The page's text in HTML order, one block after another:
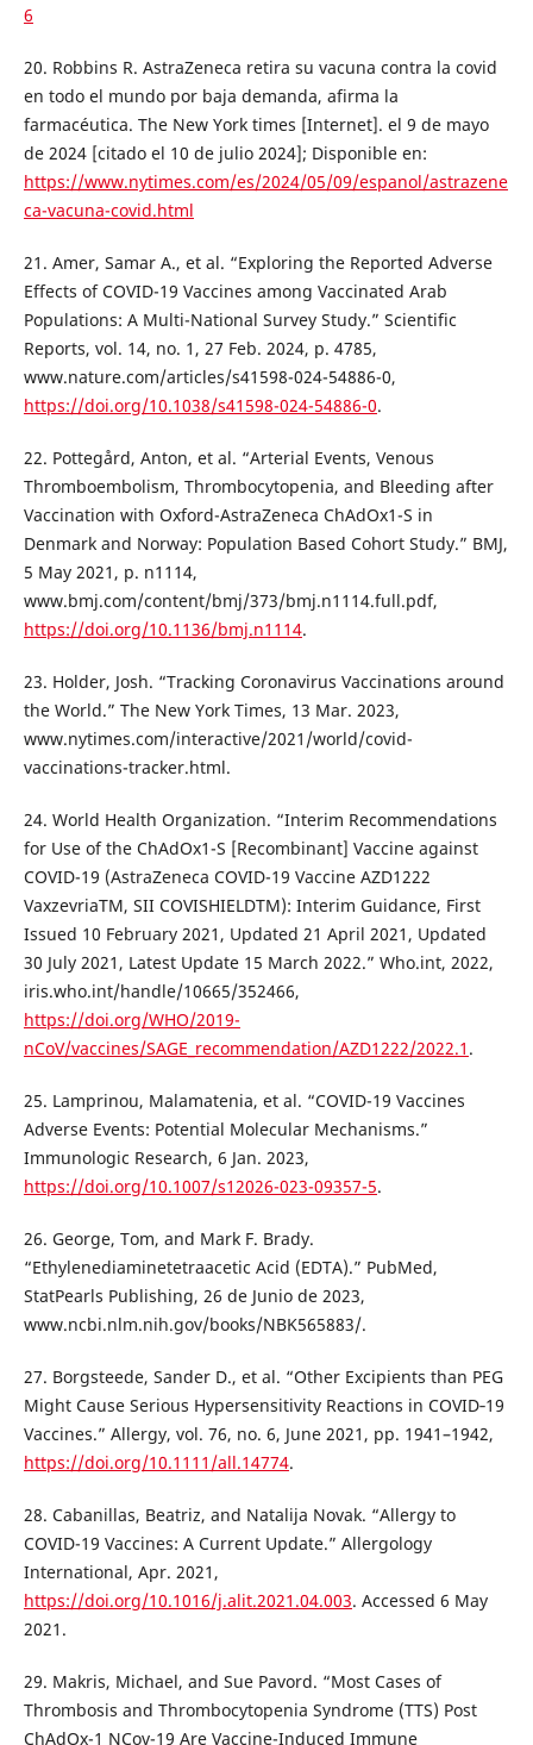
6
20. Robbins R. AstraZeneca retira su vacuna contra la covid
en todo el mundo por baja demanda, afirma la
farmacéutica. The New York times [Internet]. el 9 de mayo
de 2024 [citado el 10 de julio 2024]; Disponible en:
https://www.nytimes.com/es/2024/05/09/espanol/astrazene
ca-vacuna-covid.html
21. Amer, Samar A., et al. “Exploring the Reported Adverse
Effects of COVID-19 Vaccines among Vaccinated Arab
Populations: A Multi-National Survey Study.” Scientific
Reports, vol. 14, no. 1, 27 Feb. 2024, p. 4785,
www.nature.com/articles/s41598-024-54886-0,
https://doi.org/10.1038/s41598-024-54886-0.
22. Pottegård, Anton, et al. “Arterial Events, Venous
Thromboembolism, Thrombocytopenia, and Bleeding after
Vaccination with Oxford-AstraZeneca ChAdOx1-S in
Denmark and Norway: Population Based Cohort Study.” BMJ,
5 May 2021, p. n1114,
www.bmj.com/content/bmj/373/bmj.n1114.full.pdf,
https://doi.org/10.1136/bmj.n1114.
23. Holder, Josh. “Tracking Coronavirus Vaccinations around
the World.” The New York Times, 13 Mar. 2023,
www.nytimes.com/interactive/2021/world/covid-
vaccinations-tracker.html.
24. World Health Organization. “Interim Recommendations
for Use of the ChAdOx1-S [Recombinant] Vaccine against
COVID-19 (AstraZeneca COVID-19 Vaccine AZD1222
VaxzevriaTM, SII COVISHIELDTM): Interim Guidance, First
Issued 10 February 2021, Updated 21 April 2021, Updated
30 July 2021, Latest Update 15 March 2022.” Who.int, 2022,
iris.who.int/handle/10665/352466,
https://doi.org/WHO/2019-
nCoV/vaccines/SAGE_recommendation/AZD1222/2022.1 .
25. Lamprinou, Malamatenia, et al. “COVID-19 Vaccines
Adverse Events: Potential Molecular Mechanisms.”
Immunologic Research, 6 Jan. 2023,
https://doi.org/10.1007/s12026-023-09357-5.
26. George, Tom, and Mark F. Brady.
“Ethylenediaminetetraacetic Acid (EDTA).” PubMed,
StatPearls Publishing, 26 de Junio de 2023,
www.ncbi.nlm.nih.gov/books/NBK565883/.
27. Borgsteede, Sander D., et al. “Other Excipients than PEG
Might Cause Serious Hypersensitivity Reactions in COVID‐19
Vaccines.” Allergy, vol. 76, no. 6, June 2021, pp. 1941–1942,
https://doi.org/10.1111/all.14774.
28. Cabanillas, Beatriz, and Natalija Novak. “Allergy to
COVID-19 Vaccines: A Current Update.” Allergology
International, Apr. 2021,
https://doi.org/10.1016/j.alit.2021.04.003. Accessed 6 May
2021.
29. Makris, Michael, and Sue Pavord. “Most Cases of
Thrombosis and Thrombocytopenia Syndrome (TTS) Post
ChAdOx-1 NCov-19 Are Vaccine-Induced Immune